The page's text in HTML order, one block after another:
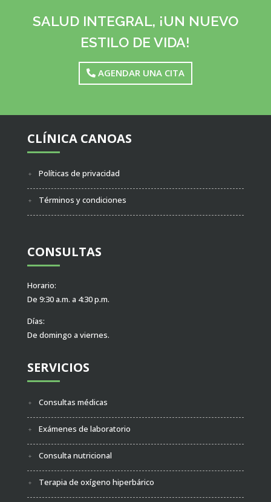
SALUD INTEGRAL, ¡UN NUEVO
ESTILO DE VIDA!
AGENDAR UNA CITA
CLÍNICA CANOAS
Políticas de privacidad
Términos y condiciones
CONSULTAS
Horario:
De 9:30 a.m. a 4:30 p.m.
Días:
De domingo a viernes.
SERVICIOS
Consultas médicas
Exámenes de laboratorio
Consulta nutricional
Terapia de oxígeno hiperbárico